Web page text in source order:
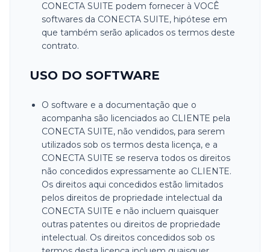
CONECTA SUITE podem fornecer à VOCÊ
softwares da CONECTA SUITE, hipótese em
que também serão aplicados os termos deste
contrato.
USO DO SOFTWARE
O software e a documentação que o
acompanha são licenciados ao CLIENTE pela
CONECTA SUITE, não vendidos, para serem
utilizados sob os termos desta licença, e a
CONECTA SUITE se reserva todos os direitos
não concedidos expressamente ao CLIENTE.
Os direitos aqui concedidos estão limitados
pelos direitos de propriedade intelectual da
CONECTA SUITE e não incluem quaisquer
outras patentes ou direitos de propriedade
intelectual. Os direitos concedidos sob os